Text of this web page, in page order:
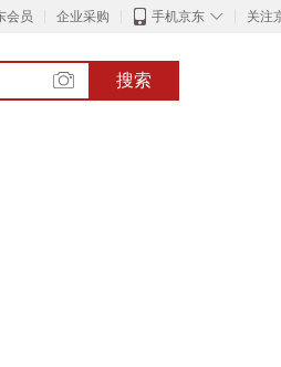
会员 企业采购 ◇
手机京东 关注
搜索